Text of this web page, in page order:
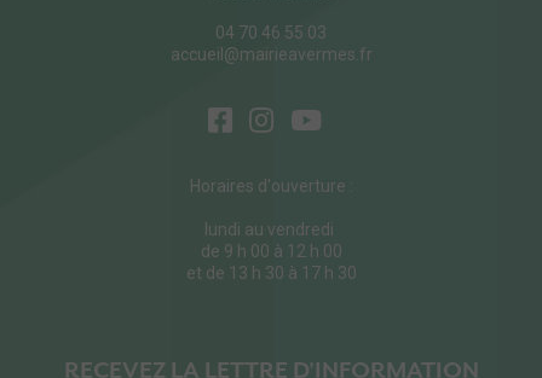
04 70 46 55 03
accueil@mairieavermes.fr
Horaires d'ouverture :
lundi au vendredi
de 9 h 00 à 12 h 00
et de 13 h 30 à 17 h 30
RECEVEZ LA LETTRE D'INFORMATION